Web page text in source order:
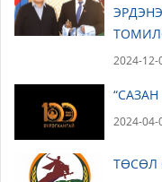
2024-12-
2024-04-
ТӨСӨЛ